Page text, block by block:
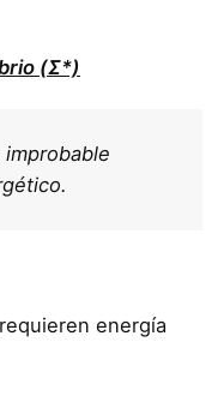
(Σ*)
requieren energía